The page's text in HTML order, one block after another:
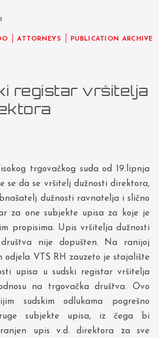
ATTORNEYS PUBLICATION ARCHIVE
registar vršitelja
trgovačkog suda od 19.lipnja
se da se vršitelj dužnosti direktora,
dužnosti ravnatelja i slično
za one subjekte upisa za koje je
propisima. Upis vršitelja dužnosti
nije dopušten. Na ranijoj
odjela VTS RH zauzeto je stajalište
upisa u sudski registar vršitelja
na trgovačka društva. Ovo
sudskim odlukama pogrešno
subjekte upisa, iz čega bi
upis v.d. direktora za sve